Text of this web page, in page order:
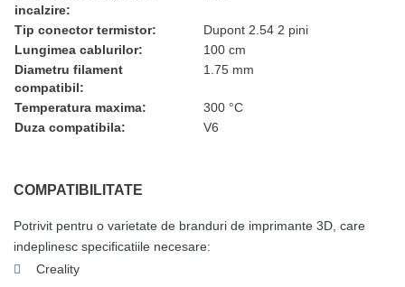
incalzire:
Tip conector termistor:
Dupont 2.54 2 pini
Lungimea cablurilor:
100 cm
Diametru filament
compatibil:
1.75 mm
Temperatura maxima:
300 °C
Duza compatibila:
V6
COMPATIBILITATE
Potrivit pentru o varietate de branduri de imprimante 3D, care
indeplinesc specificatiile necesare:
Creality